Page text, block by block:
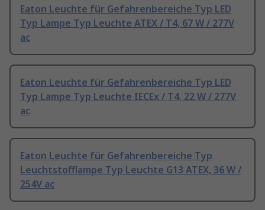
Eaton Leuchte für Gefahrenbereiche Typ LED
Typ Lampe Typ Leuchte ATEX / T4, 67 W / 277V
ac
Eaton Leuchte für Gefahrenbereiche Typ LED
Typ Lampe Typ Leuchte IECEx / T4, 22 W / 277V
ac
Eaton Leuchte für Gefahrenbereiche Typ
Leuchtstofflampe Typ Leuchte G13 ATEX, 36 W /
254V ac